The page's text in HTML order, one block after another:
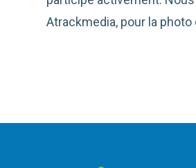
Atrackmedia, pour la